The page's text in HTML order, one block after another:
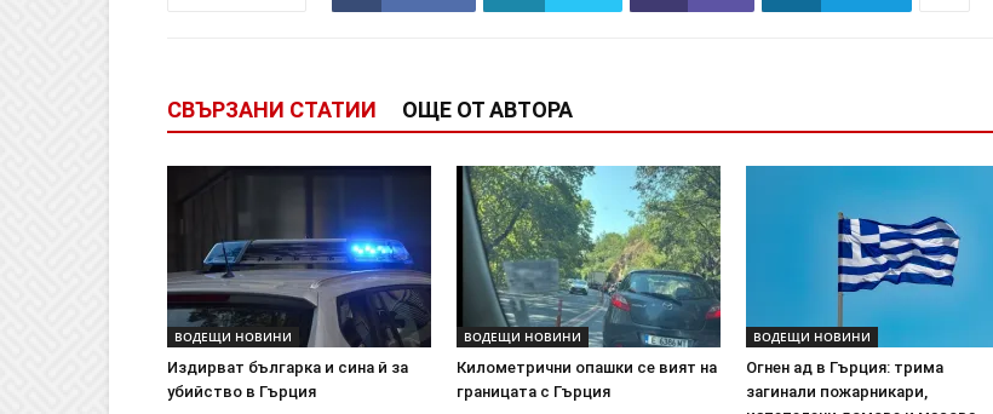
СВЪРЗАНИ СТАТИИ ОЩЕ ОТ АВТОРА
ВОДЕЩИ НОВИНИ
Издирват българка и сина й за
убийство в Гърция
ВОДЕЩИ НОВИНИ
Километрични опашки се вият на
границата с Гърция
ВОДЕЩИ НОВИНИ
Огнен ад в Гърция: трима
загинали пожарникари,